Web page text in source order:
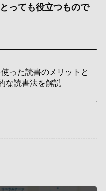
っても役立つもので
った読書のメリットと
な読書法を解説